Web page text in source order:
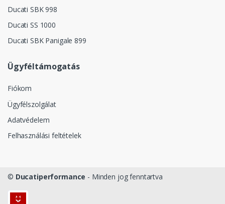
Ducati SBK 998
Ducati SS 1000
Ducati SBK Panigale 899
Ügyféltámogatás
Fiókom
Ügyfélszolgálat
Adatvédelem
Felhasználási feltételek
© Ducatiperformance - Minden jog fenntartva